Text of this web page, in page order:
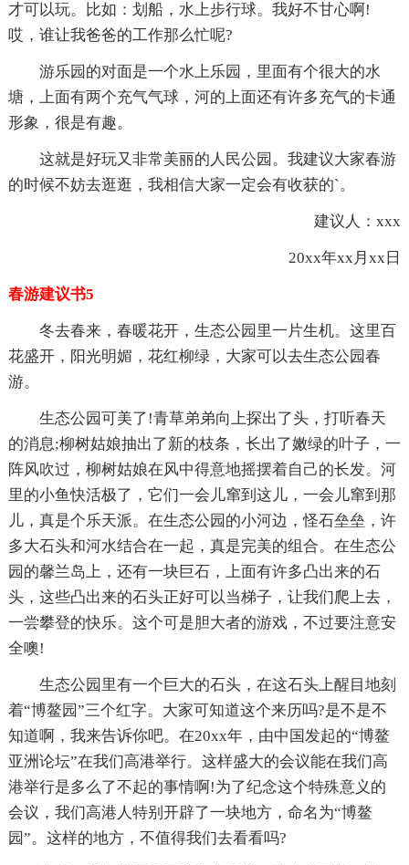
才可以玩。比如：划船，水上步行球。我好不甘心啊!
哎，谁让我爸爸的工作那么忙呢?
游乐园的对面是一个水上乐园，里面有个很大的水
塘，上面有两个充气气球，河的上面还有许多充气的卡通
形象，很是有趣。
这就是好玩又非常美丽的人民公园。我建议大家春游
的时候不妨去逛逛，我相信大家一定会有收获的`。
建议人：xxx
20xx年xx月xx日
春游建议书5
冬去春来，春暖花开，生态公园里一片生机。这里百
花盛开，阳光明媚，花红柳绿，大家可以去生态公园春
游。
生态公园可美了!青草弟弟向上探出了头，打听春天
的消息;柳树姑娘抽出了新的枝条，长出了嫩绿的叶子，一
阵风吹过，柳树姑娘在风中得意地摇摆着自己的长发。河
里的小鱼快活极了，它们一会儿窜到这儿，一会儿窜到那
儿，真是个乐天派。在生态公园的小河边，怪石垒垒，许
多大石头和河水结合在一起，真是完美的组合。在生态公
园的馨兰岛上，还有一块巨石，上面有许多凸出来的石
头，这些凸出来的石头正好可以当梯子，让我们爬上去，
一尝攀登的快乐。这个可是胆大者的游戏，不过要注意安
全噢!
生态公园里有一个巨大的石头，在这石头上醒目地刻
着“博鳌园”三个红字。大家可知道这个来历吗?是不是不
知道啊，我来告诉你吧。在20xx年，由中国发起的“博鳌
亚洲论坛”在我们高港举行。这样盛大的会议能在我们高
港举行是多么了不起的事情啊!为了纪念这个特殊意义的
会议，我们高港人特别开辟了一块地方，命名为“博鳌
园”。这样的地方，不值得我们去看看吗?